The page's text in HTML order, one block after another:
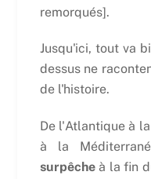
remorqués].
Jusqu'ici, tout va
dessus ne
de l'histoire.
De l'Atlantique à
à la
surpêcheà la fin